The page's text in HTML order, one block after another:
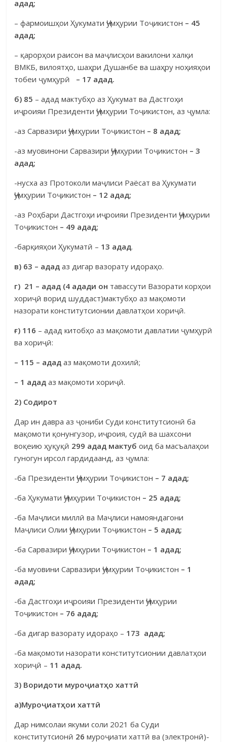
адад;
– фармоишҳои Ҳукумати Ҷумҳурии Тоҷикистон – 45
адад;
– қарорҳои раисон ва маҷлисҳои вакилони халқи
ВМКБ, вило­ят­ҳо, шаҳри Душанбе ва шаҳру ноҳияҳои
тобеи ҷумҳурӣ – 17 адад.
б) 85 – адад мактубҳо аз Ҳукумат ва Дастгоҳи
иҷроияи Президенти Ҷумҳурии Тоҷикистон, аз ҷумла:
-аз Сарвазири Ҷумҳурии Тоҷикистон – 8 адад;
-аз муовинони Сарвазири Ҷумҳурии Тоҷикистон – 3
адад;
-нусха аз Протоколи маҷлиси Раёсат ва Ҳукумати
Ҷумҳурии То­ҷикистон – 12 адад;
-аз Роҳбари Дастгоҳи иҷроияи Президенти Ҷумҳурии
Тоҷикистон – 49 адад;
-барқияҳои Ҳукуматӣ – 13 адад.
в) 63 – ададаз дигар вазорату идораҳо.
г) 21 – адад (4 адади он тавассути Вазорати корҳои
хориҷӣ ворид шуддаст)мактубҳо аз мақомоти
назорати конститутсионии давлатҳои хо­риҷӣ.
ғ) 116 – адад китобҳо аз мақомоти давлатии ҷумҳурӣ
ва хориҷӣ:
– 115 – адад аз мақомоти дохилӣ;
– 1 адад аз мақомоти хориҷӣ.
2) Содирот
Дар ин давра аз ҷониби Суди конститутсионӣ ба
мақомоти қонун­гузор, иҷроия, судӣ ва шахсони
воқеию ҳуқуқӣ 299 адад мактуб оид ба масъалаҳои
гуногун ирсол гардидаанд, аз ҷумла:
-ба Президенти Ҷумҳурии Тоҷикистон – 7 адад;
-ба Ҳукумати Ҷумҳурии Тоҷикистон – 25 адад;
-ба Маҷлиси миллӣ ва Маҷлиси намояндагони
Маҷлиси Олии Ҷум­ҳурии Тоҷикистон – 5 адад;
-ба Сарвазири Ҷумҳурии Тоҷикистон – 1 адад;
-ба муовини Сарвазири Ҷумҳурии Тоҷикистон – 1
адад;
-ба Дастгоҳи иҷроияи Президенти Ҷумҳурии
Тоҷикистон – 76 адад;
-ба дигар вазорату идораҳо – 173 адад;
-ба мақомоти назорати конститутсионии давлатҳои
хориҷӣ – 11 адад.
3) Воридоти муроҷиатҳо хаттӣ
а)Муроҷиатҳои хаттӣ
Дар нимсолаи якуми соли 2021 ба Суди
конститутсионӣ 26 муроҷи­ати хаттӣ ва (электронӣ)-